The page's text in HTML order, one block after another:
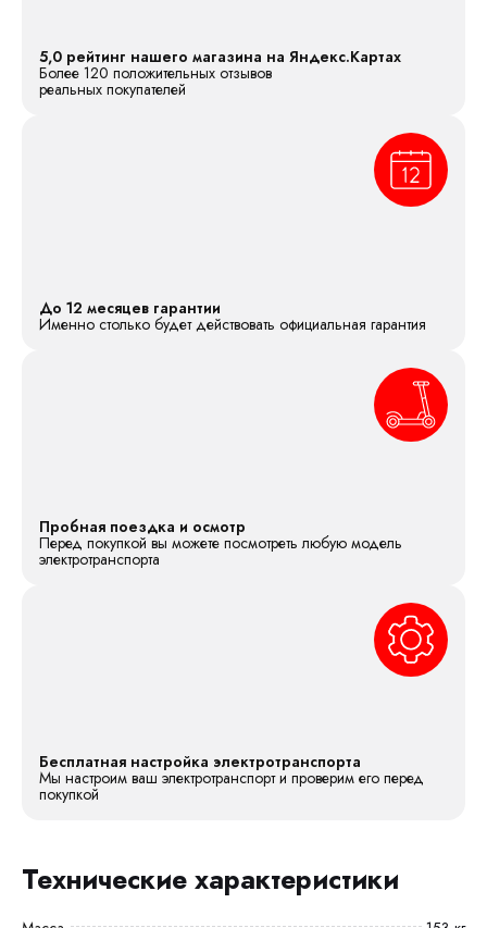
5,0 рейтинг нашего магазина на Яндекс.Картах
Более 120 положительных отзывов
реальных покупателей
До 12 месяцев гарантии
Именно столько будет действовать официальная гарантия
Пробная поездка и осмотр
Перед покупкой вы можете посмотреть любую модель
электротранспорта
Бесплатная настройка электротранспорта
Мы настроим ваш электротранспорт и проверим его перед
покупкой
Технические характеристики